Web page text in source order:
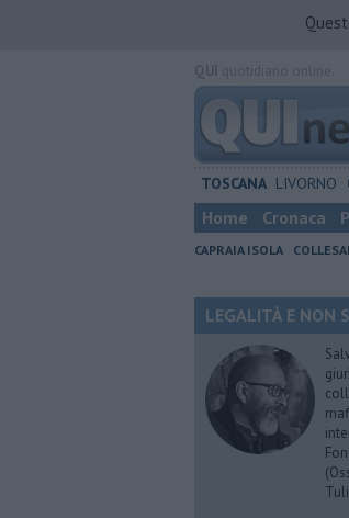
TOSCANA LIVORNO
Home Cronaca
CAPRAIA ISOLA
LEGALITÀ E